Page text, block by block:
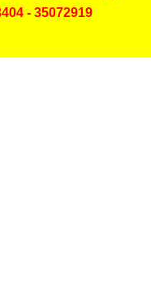
tiết- 35072919